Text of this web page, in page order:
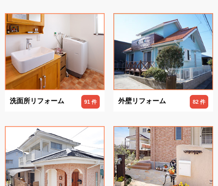
洗面所リフォーム 91 件 外壁リフォーム 82 件